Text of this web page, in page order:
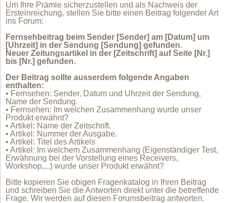
Um Ihre Prämie sicherzustellen und als Nachweis der
Ersteinreichung, stellen Sie bitte einen Beitrag folgender Art
ins Forum:
Fernsehbeitrag beim Sender [Sender] am [Datum] um
[Uhrzeit] in der Sendung [Sendung] gefunden.
Neuer Zeitungsartikel in der [Zeitschrift] auf Seite [Nr.]
bis [Nr.] gefunden.
Der Beitrag sollte ausserdem folgende Angaben
enthalten:
• Fernsehen: Sender, Datum und Uhrzeit der Sendung,
Name der Sendung.
• Fernsehen: Im welchen Zusammenhang wurde unser
Produkt erwähnt?
• Artikel: Name der Zeitschrift.
• Artikel: Nummer der Ausgabe.
• Artikel: Titel des Artikels
• Artikel: Im welchem Zusammenhang (Eigenständiger Test,
Erwähnung bei der Vorstellung eines Receivers,
Workshop,...) wurde unser Produkt erwähnt?
Bitte kopieren Sie obigen Fragenkatalog in Ihren Beitrag
und schreiben Sie die Antworten direkt unter die betreffende
Frage. Wir werden auf diesen Forumsbeitrag antworten.